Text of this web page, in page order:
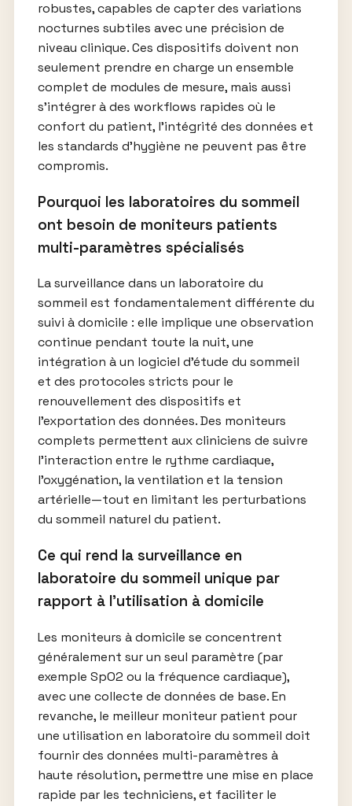
robustes, capables de capter des variations
nocturnes subtiles avec une précision de
niveau clinique. Ces dispositifs doivent non
seulement prendre en charge un ensemble
complet de modules de mesure, mais aussi
s’intégrer à des workflows rapides où le
confort du patient, l’intégrité des données et
les standards d’hygiène ne peuvent pas être
compromis.
Pourquoi les laboratoires du sommeil
ont besoin de moniteurs patients
multi-paramètres spécialisés
La surveillance dans un laboratoire du
sommeil est fondamentalement différente du
suivi à domicile : elle implique une observation
continue pendant toute la nuit, une
intégration à un logiciel d’étude du sommeil
et des protocoles stricts pour le
renouvellement des dispositifs et
l’exportation des données. Des moniteurs
complets permettent aux cliniciens de suivre
l’interaction entre le rythme cardiaque,
l’oxygénation, la ventilation et la tension
artérielle—tout en limitant les perturbations
du sommeil naturel du patient.
Ce qui rend la surveillance en
laboratoire du sommeil unique par
rapport à l’utilisation à domicile
Les moniteurs à domicile se concentrent
généralement sur un seul paramètre (par
exemple SpO2 ou la fréquence cardiaque),
avec une collecte de données de base. En
revanche, le meilleur moniteur patient pour
une utilisation en laboratoire du sommeil doit
fournir des données multi-paramètres à
haute résolution, permettre une mise en place
rapide par les techniciens, et faciliter le